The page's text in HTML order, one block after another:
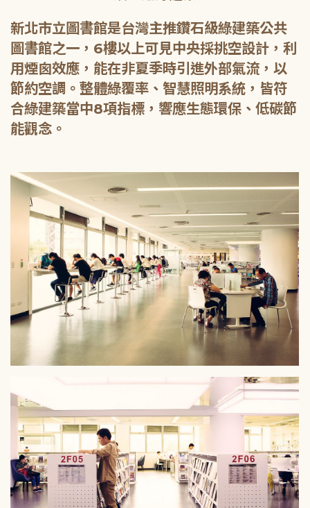
新北市立圖書館是台灣主推鑽石級綠建築公共
圖書館之一，6樓以上可見中央採挑空設計，利
用煙囪效應，能在非夏季時引進外部氣流，以
節約空調。整體綠覆率、智慧照明系統，皆符
合綠建築當中8項指標，響應生態環保、低碳節
能觀念。